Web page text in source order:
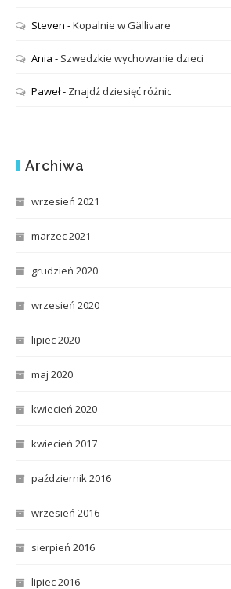
Steven -Kopalnie w Gällivare
Ania - Szwedzkie wychowanie dzieci
Paweł- Znajdź dziesięć różnic
Archiwa
wrzesień 2021
marzec 2021
grudzień 2020
wrzesień 2020
lipiec 2020
maj 2020
kwiecień 2020
kwiecień 2017
październik 2016
wrzesień 2016
sierpień 2016
lipiec 2016